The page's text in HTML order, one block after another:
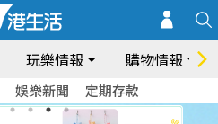
玩樂情報 購物情報
娛樂新聞 定期存款